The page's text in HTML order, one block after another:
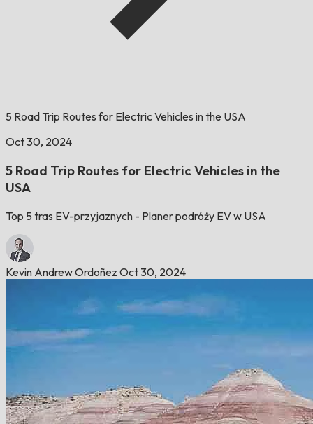
5 Road Trip Routes for Electric Vehicles in the USA
Oct 30, 2024
5 Road Trip Routes for Electric Vehicles in the
USA
Top 5 tras EV-przyjaznych - Planer podróży EV w USA
Kevin Andrew Ordoñez Oct 30, 2024